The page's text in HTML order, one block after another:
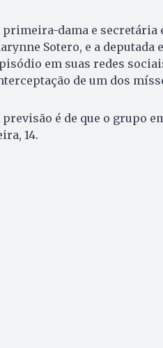
primeira-dama e
Sotero, e a
em suas redes
de um dos
previsão é de que o grupo
14.